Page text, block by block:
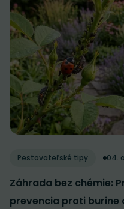
Pestovateľské tipy 04.
Záhrada bez chémie:
prevencia proti burine